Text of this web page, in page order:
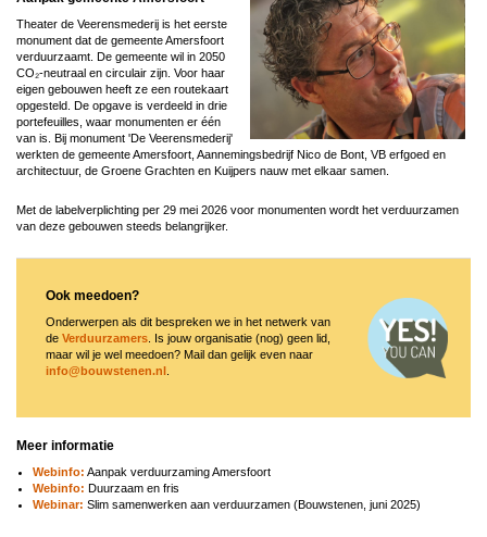
Theater de Veerensmederij is het eerste
monument dat de gemeente Amersfoort
verduurzaamt. De gemeente wil in 2050
CO₂-neutraal en circulair zijn. Voor haar
eigen gebouwen heeft ze een routekaart
opgesteld. De opgave is verdeeld in drie
portefeuilles, waar monumenten er één
van is. Bij monument 'De Veerensmederij'
werkten de gemeente Amersfoort, Aannemingsbedrijf Nico de Bont, VB erfgoed en
architectuur, de Groene Grachten en Kuijpers nauw met elkaar samen.
Met de labelverplichting per 29 mei 2026 voor monumenten wordt het verduurzamen
van deze gebouwen steeds belangrijker.
Ook meedoen?
Onderwerpen als dit bespreken we in het netwerk van
de Verduurzamers . Is jouw organisatie (nog) geen lid,
maar wil je wel meedoen? Mail dan gelijk even naar
info@bouwstenen.nl
Meer informatie
Webinfo: Aanpak verduurzaming Amersfoort
Webinfo: Duurzaam en fris
Webinar: Slim samenwerken aan verduurzamen (Bouwstenen, juni 2025)